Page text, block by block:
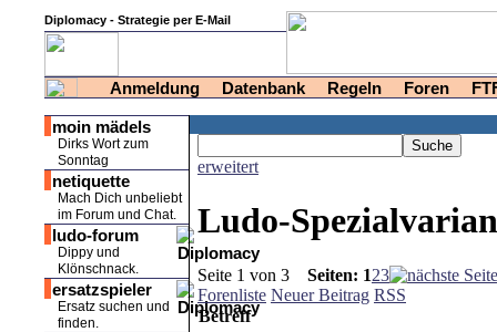
Diplomacy - Strategie per E-Mail
Anmeldung Datenbank Regeln Foren
moin mädels
Dirks Wort zum
Sonntag
netiquette
Mach Dich unbeliebt
im Forum und Chat.
ludo-forum
Dippy und
Klönschnack.
ersatzspieler
Ersatz suchen und
finden.
erweitert
Ludo-
Seite 1 von 3 Seiten: 123
Forenliste Neuer Beitrag RSS
Betreff